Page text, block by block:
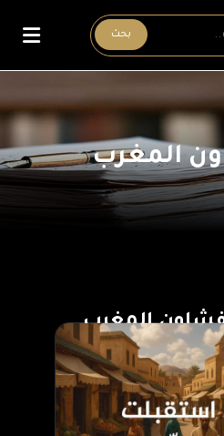
بحث
المغرب
المغرب